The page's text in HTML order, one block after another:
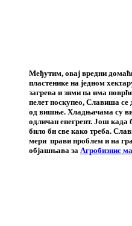
Међутим, овај вредни
пластенике на једном
загрева и зими па има
пелет поскупео, Славиша
од вишње. Хладњачама су
одличан енегрент. Још
било би све како треба.
мери прави проблем и на
објашњава за Агробизнис